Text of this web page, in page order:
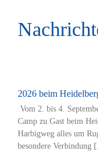
2026 beim
Vom 2. bis 4.
Camp zu Gast beim
Harbigweg alles um
besondere Verbindung